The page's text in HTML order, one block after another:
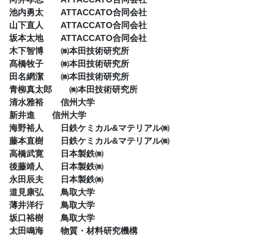
池内勇太 ATTACCATO合同会社
山下直人 ATTACCATO合同会社
坂本太地 ATTACCATO合同会社
木下智博 ㈱本田技術研究所
髙橋牧子 ㈱本田技術研究所
田名網潔 ㈱本田技術研究所
青柳真太郎 ㈱本田技術研究所
清水雅裕 信州大学
新井進 信州大学
海野裕人 日鉄ケミカル&マテリアル㈱
藤本直樹 日鉄ケミカル&マテリアル㈱
高橋武寛 日本製鉄㈱
後藤靖人 日本製鉄㈱
永田辰夫 日本製鉄㈱
道見康弘 鳥取大学
薄井洋行 鳥取大学
坂口裕樹 鳥取大学
太田鳴海 物質・材料研究機構